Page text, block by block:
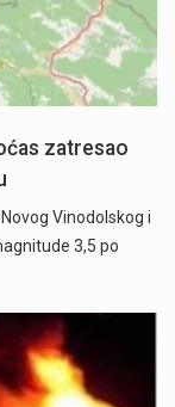
zatresao
Vinodolskog i
3,5 po